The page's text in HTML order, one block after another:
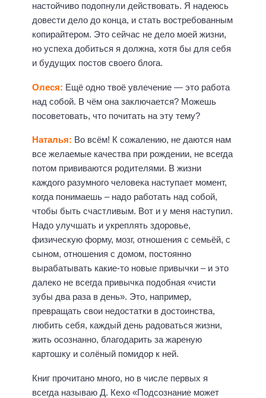
настойчиво подопнули действовать. Я надеюсь
довести дело до конца, и стать востребованным
копирайтером. Это сейчас не дело моей жизни,
но успеха добиться я должна, хотя бы для себя
и будущих постов своего блога.
Олеся: Ещё одно твоё увлечение — это работа
над собой. В чём она заключается? Можешь
посоветовать, что почитать на эту тему?
Наталья: Во всём! К сожалению, не даются нам
все желаемые качества при рождении, не всегда
потом прививаются родителями. В жизни
каждого разумного человека наступает момент,
когда понимаешь – надо работать над собой,
чтобы быть счастливым. Вот и у меня наступил.
Надо улучшать и укреплять здоровье,
физическую форму, мозг, отношения с семьёй, с
сыном, отношения с домом, постоянно
вырабатывать какие-то новые привычки – и это
далеко не всегда привычка подобная «чисти
зубы два раза в день». Это, например,
превращать свои недостатки в достоинства,
любить себя, каждый день радоваться жизни,
жить осознанно, благодарить за жареную
картошку и солёный помидор к ней.
Книг прочитано много, но в числе первых я
всегда называю Д. Кехо «Подсознание может